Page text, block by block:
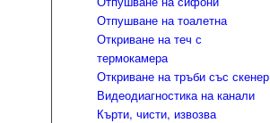
Отпушване на тоалетна
Откриване на теч с
термокамера
Откриване на тръби със скенер
Видеодиагностика на канали
Кърти, чисти, извозва